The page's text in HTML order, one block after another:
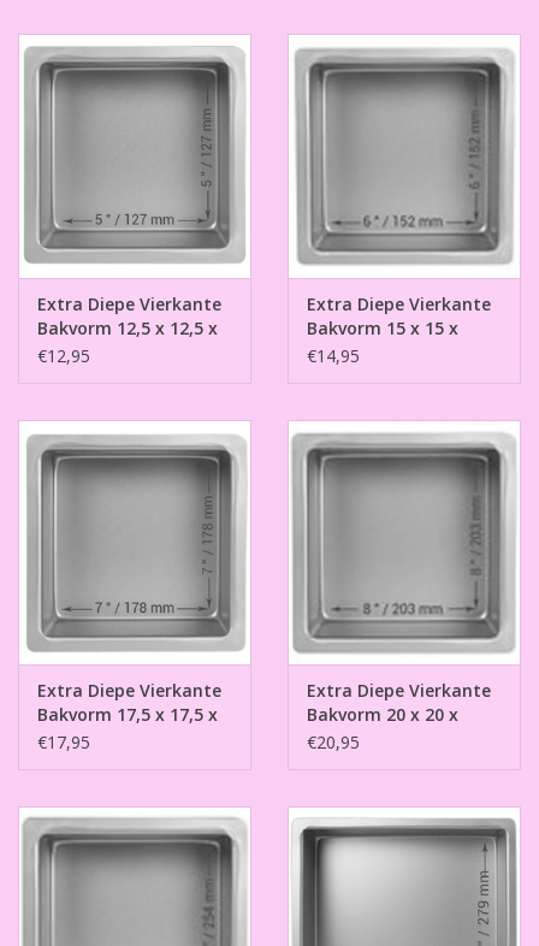
Extra Diepe Vierkante
Bakvorm 12,5 x 12,5 x
10cm
€12,95
Extra Diepe Vierkante
Bakvorm 15 x 15 x
10cm
€14,95
Extra Diepe Vierkante
Bakvorm 17,5 x 17,5 x
10cm
€17,95
Extra Diepe Vierkante
Bakvorm 20 x 20 x
10cm
€20,95